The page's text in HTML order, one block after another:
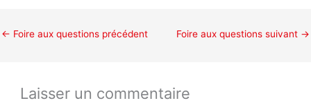
← Foire aux questions précédent Foire aux questions suivant →
Laisser un commentaire